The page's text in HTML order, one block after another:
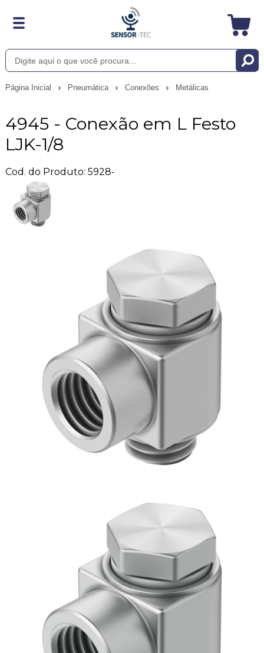
Página Inicial Pneumática Conexões Metálicas
4945 - Conexão em L Festo
LJK-1/8
Cod. do Produto: 5928-